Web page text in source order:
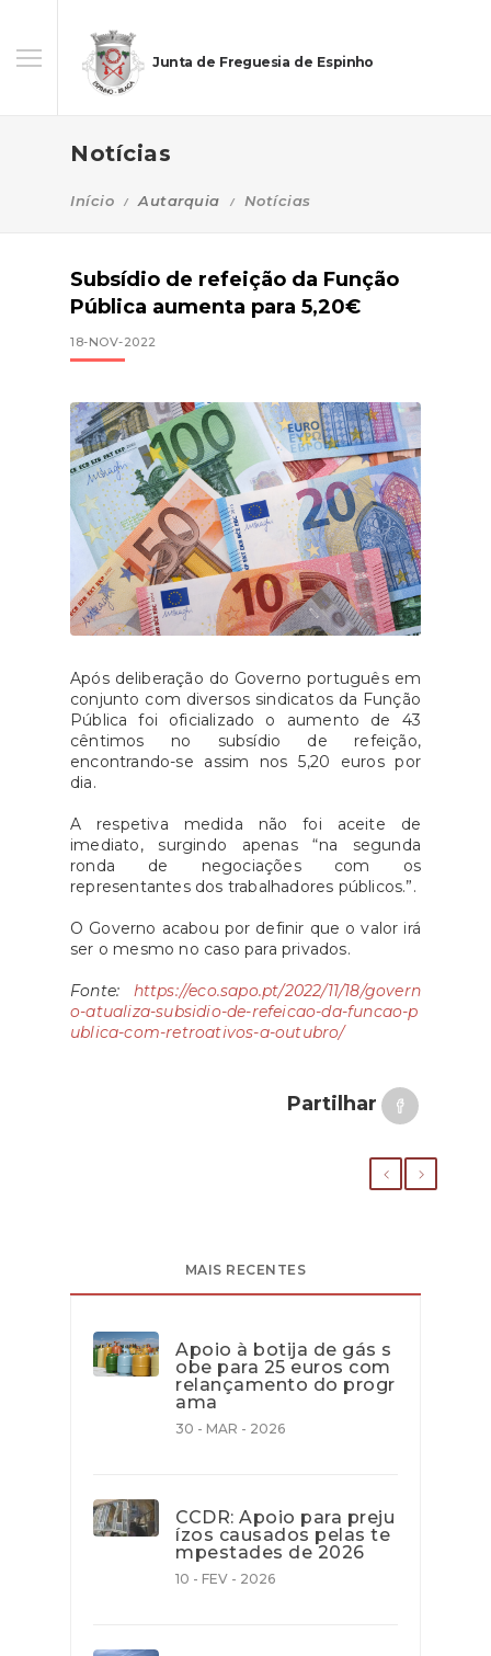
Junta de Freguesia de Espinho
Notícias
Início Autarquia Notícias
Subsídio de refeição da Função
Pública aumenta para 5,20€
18-NOV-2022
Após deliberação do Governo português em
conjunto com diversos sindicatos da Função
Pública foi oficializado o aumento de 43
cêntimos no subsídio de refeição,
encontrando-se assim nos 5,20 euros por
dia.
A respetiva medida não foi aceite de
imediato, surgindo apenas “na segunda
ronda de negociações com os
representantes dos trabalhadores públicos.”.
O Governo acabou por definir que o valor irá
ser o mesmo no caso para privados.
Fonte: https://eco.sapo.pt/2022/11/18/govern
o-atualiza-subsidio-de-refeicao-da-funcao-p
ublica-com-retroativos-a-outubro/
Partilhar
MAIS RECENTES
Apoio à botija de gás s
obe para 25 euros com
relançamento do progr
ama
30 - MAR - 2026
CCDR: Apoio para preju
ízos causados pelas te
mpestades de 2026
10 - FEV - 2026